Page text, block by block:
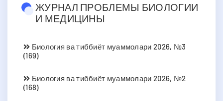
ЖУРНАЛ ПРОБЛЕМЫ БИОЛОГИИ
И МЕДИЦИНЫ
Биология ва тиббиёт муаммолари 2026, №3
(169)
Биология ва тиббиёт муаммолари 2026, №2
(168)